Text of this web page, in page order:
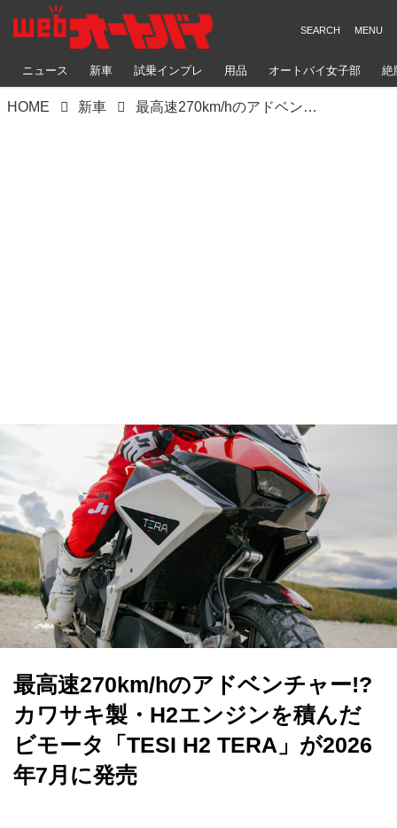
ニュース 新車 試乗インプレ 用品 オートバイ女子部 絶
HOME 新車 最高速270km/hのアドベンチャー!? カワサキ製・H2エンジンを積んだビモータ「TESI H2 TERA」が2026年7月に発売
最高速270km/hのアドベンチャー!?
カワサキ製・H2エンジンを積んだ
ビモータ「TESI H2 TERA」が2026
年7月に発売